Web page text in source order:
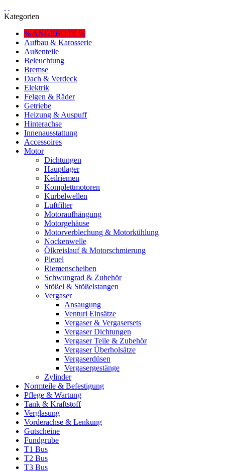
Kategorien
% ANGEBOTE %
Aufbau & Karosserie
Außenteile
Beleuchtung
Bremse
Dach & Verdeck
Elektrik
Felgen & Räder
Getriebe
Heizung & Auspuff
Hinterachse
Innenausstattung
Accessoires
Motor
Dichtungen
Hauptlager
Keilriemen
Komplettmotoren
Kurbelwellen
Luftfilter
Motoraufhängung
Motorgehäuse
Motorverblechung & Motorkühlung
Nockenwelle
Ölkreislauf & Motorschmierung
Pleuel
Riemenscheiben
Schwungrad & Zubehör
Stößel & Stößelstangen
Vergaser
Ansaugung
Venturi Einsätze
Vergaser & Vergasersets
Vergaser Dichtungen
Vergaser Teile & Zubehör
Vergaser Überholsätze
Vergaserdüsen
Vergasergestänge
Zylinder
Normteile & Befestigung
Pflege & Wartung
Tank & Kraftstoff
Verglasung
Vorderachse & Lenkung
Gutscheine
Fundgrube
T1 Bus
T2 Bus
T3 Bus